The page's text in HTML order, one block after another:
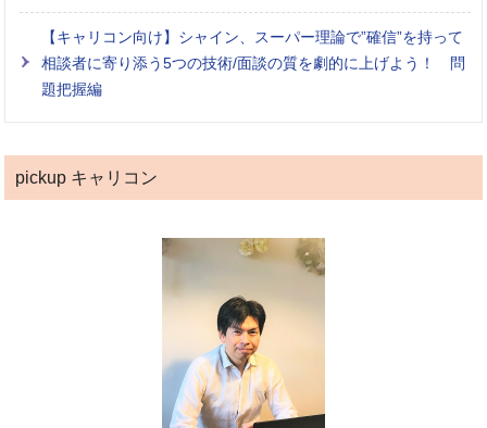
【キャリコン向け】シャイン、スーパー理論で”確信”を持って
相談者に寄り添う5つの技術/面談の質を劇的に上げよう！ 問
題把握編
pickup キャリコン